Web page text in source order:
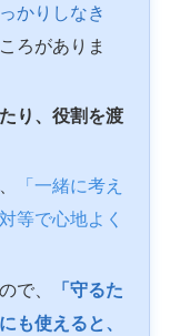
かりしなき
ろがありま
り、役割を渡
「一緒に考え
等で心地よく
で、
「守るた
も使えると、